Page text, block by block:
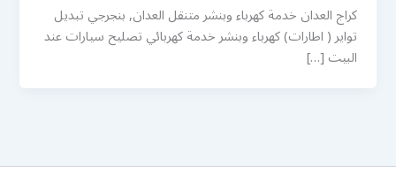
كراج العدان خدمة كهرباء وبنشر متنقل العدان, بنجرجي تبديل
تواير ( اطارات) كهرباء وبنشر خدمة كهربائي تصليح سيارات عند
البيت […]